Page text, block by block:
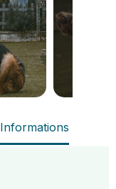
Informations